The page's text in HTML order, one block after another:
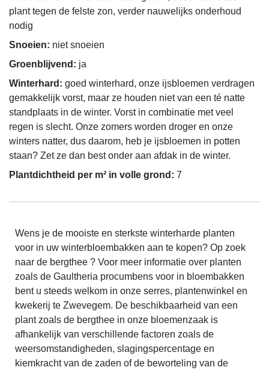
plant tegen de felste zon, verder nauwelijks onderhoud
nodig
Snoeien: niet snoeien
Groenblijvend: ja
Winterhard: goed winterhard, onze ijsbloemen verdragen
gemakkelijk vorst, maar ze houden niet van een té natte
standplaats in de winter. Vorst in combinatie met veel
regen is slecht. Onze zomers worden droger en onze
winters natter, dus daarom, heb je ijsbloemen in potten
staan? Zet ze dan best onder aan afdak in de winter.
Plantdichtheid per m² in volle grond: 7
Wens je de mooiste en sterkste winterharde planten
voor in uw winterbloembakken aan te kopen? Op zoek
naar de bergthee ? Voor meer informatie over planten
zoals de Gaultheria procumbens voor in bloembakken
bent u steeds welkom in onze serres, plantenwinkel en
kwekerij te Zwevegem. De beschikbaarheid van een
plant zoals de bergthee in onze bloemenzaak is
afhankelijk van verschillende factoren zoals de
weersomstandigheden, slagingspercentage en
kiemkracht van de zaden of de beworteling van de